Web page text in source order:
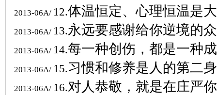
2013-06A/ 12.体温恒定、心理恒温是
2013-06A/ 13.永远要感谢给你逆境的
2013-06A/ 14.每一种创伤，都是一种
2013-06A/ 15.习惯和修养是人的第二
2013-06A/ 16.对人恭敬，就是在庄严